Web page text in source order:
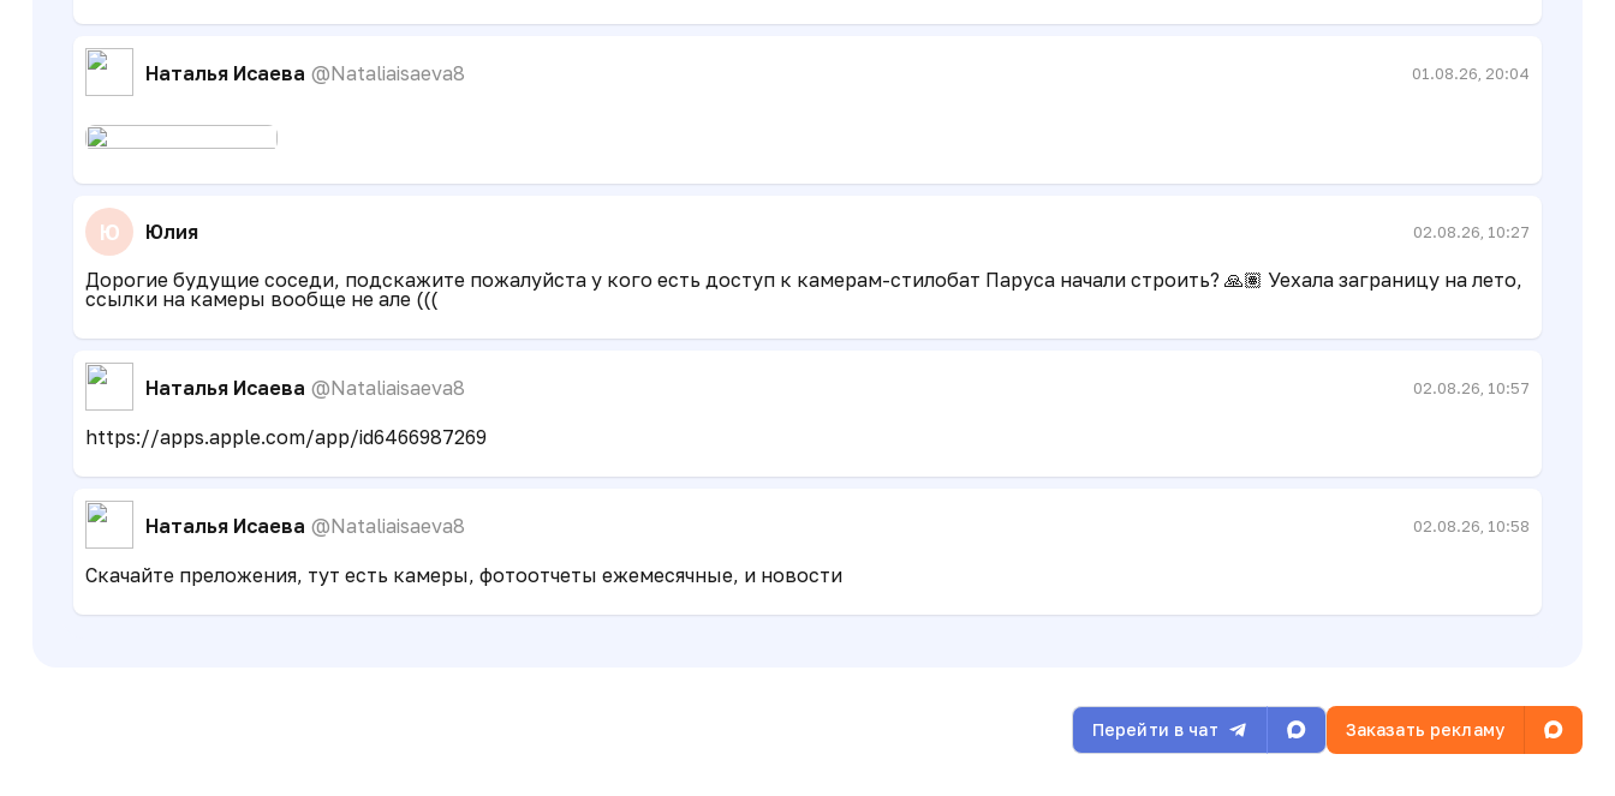
Наталья Исаева @Nataliaisaeva8 02.08.26, 10:58
Скачайте преложения, тут есть камеры, фотоотчеты ежемесячные, и новости
Наталья Исаева @Nataliaisaeva8 02.08.26, 10:57
https://apps.apple.com/app/id6466987269
Ю Юлия 02.08.26, 10:27
Дорогие будущие соседи, подскажите пожалуйста у кого есть доступ к камерам-стилобат Паруса начали строить? 🙏🏽 Уехала заграницу на лето,
ссылки на камеры вообще не але (((
Наталья Исаева @Nataliaisaeva8 01.08.26, 20:04
Заказать рекламу
Перейти в чат